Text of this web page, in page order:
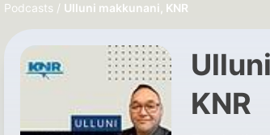
Podcasts Ulluni makkunani, KNR
KNR